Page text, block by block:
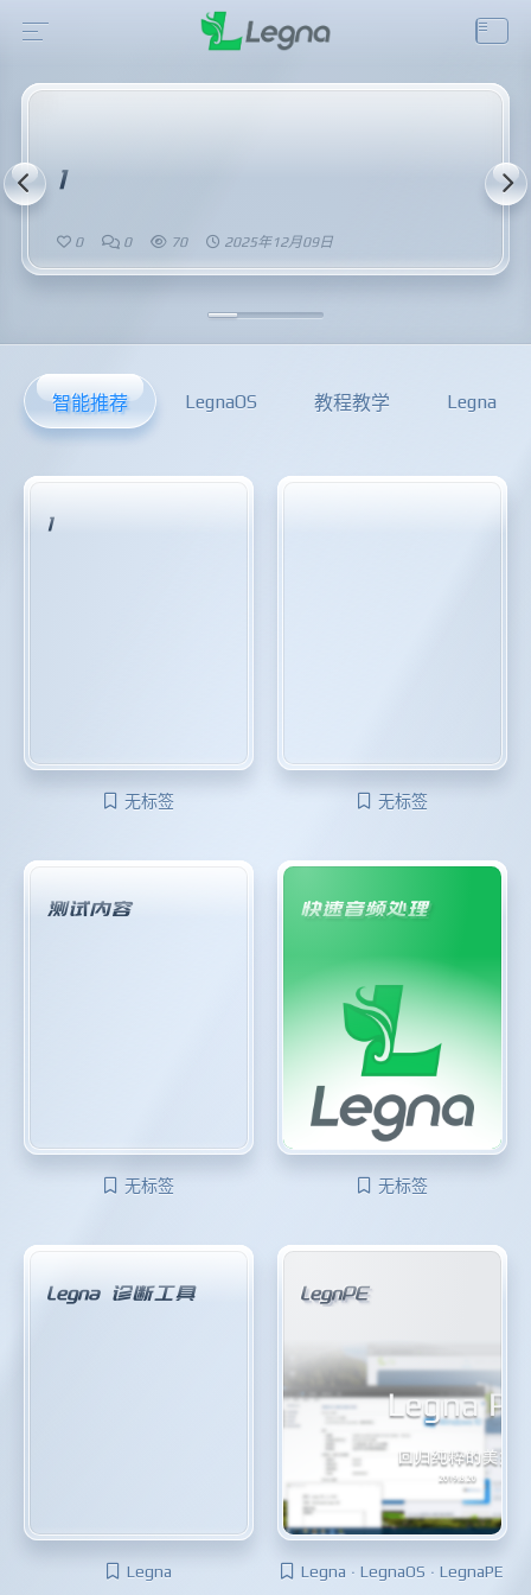
1
0 0 70 2025年12月09日
智能推荐 LegnaOS 教程教学 Legna
1
无标签 无标签
测试内容
无标签
快速音频处理
无标签
Legna 诊断工具
Legna
LegnPE
Legna · LegnaOS · LegnaPE